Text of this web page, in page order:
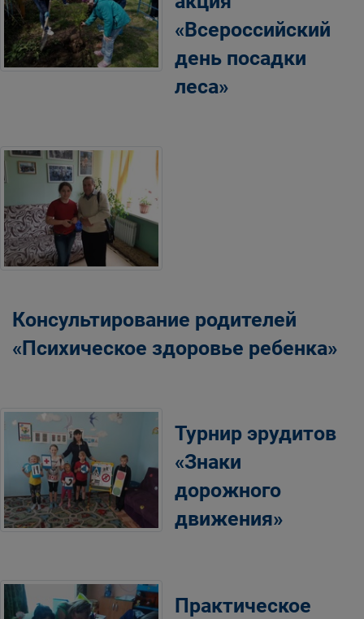
«Всероссийский
день посадки
леса»
Консультирование родителей
«Психическое здоровье ребенка»
Турнир эрудитов
«Знаки
дорожного
движения»
Практическое